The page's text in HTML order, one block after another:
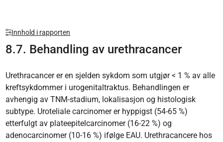
Innhold i rapporten
8.7. Behandling av urethracancer
Urethracancer er en sjelden sykdom som utgjør < 1 % av alle
kreftsykdommer i urogenitaltraktus. Behandlingen er
avhengig av TNM-stadium, lokalisasjon og histologisk
subtype. Uroteliale carcinomer er hyppigst (54-65 %)
etterfulgt av plateepitelcarcinomer (16-22 %) og
adenocarcinomer (10-16 %) ifølge EAU. Urethracancere hos